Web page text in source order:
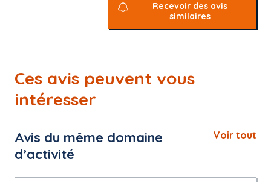
Recevoir des avis
similaires
Ces avis peuvent vous
intéresser
Avis du même domaine
d’activité
Voir tout